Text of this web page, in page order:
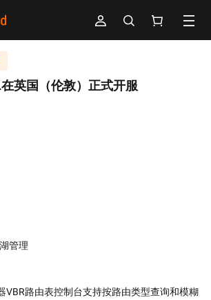
英国（伦敦）正式开服
管理
VBR路由表控制台支持按路由类型查询和模糊